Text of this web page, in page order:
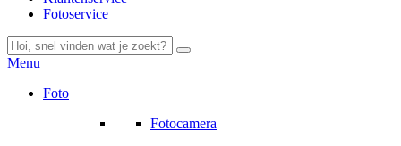
Fotoservice
Menu
Foto
Fotocamera